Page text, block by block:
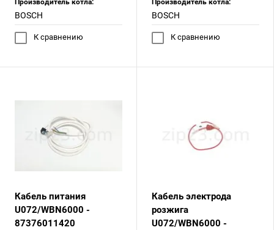
Производитель котла:
BOSCH
К сравнению
Производитель котла:
BOSCH
К сравнению
Кабель питания
U072/WBN6000 -
87376011420
Кабель электрода
розжига
U072/WBN6000 -